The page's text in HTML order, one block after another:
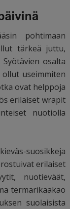
pohtimaan
tärkeä juttu,
osalta
useimmiten
ovat helppoja
erilaiset wrapit
nuotiolla
suosikkeja
erilaiset
nuotieväät,
termarikaakao
suolaisista